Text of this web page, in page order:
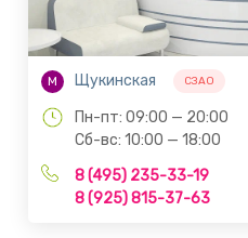
М Щукинская СЗАО
Пн-пт: 09:00 — 20:00
Сб-вс: 10:00 — 18:00
8 (495) 235-33-19
8 (925) 815-37-63